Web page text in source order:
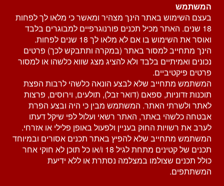
המשתמש
בעצם השימוש באתר הינך מצהיר ומאשר כי מלאו לך לפחות
18 שנים. האתר מכיל תכנים פורנוגרפיים למבוגרים בלבד
ואוסר את השימוש בו אם לא מלאו לך 18 שנים לפחות.
הינך מתחייב למסור באתר (במקרה ותתבקש לכך) פרטים
נכונים ואמיתיים בלבד ולא להציג מצג שווא כלשהו או למסור
פרטים פיקטיביים.
המשתמש מתחייב שלא לבצע הונאה כלשהי לרבות הפצת
תוכנות זדוניות, ספאם (דואר זבל), תולעים, וירוסים, פרצות
לאתר ולשרתי האתר. המשתמש מבין כי היה ובצע הפרת
אבטחה כלשהי באתר, האתר רשאי ועלול לפי שיקל דעתו
לערב את רשויות החוק בעניין ולפעול באופן פלילי או אזרחי.
המשתמש מתחייב שלא להפיץ באתר תכנים אסורים ובמיוחד
תכנים של קטינים מתחת לגיל 18 ו/או כל תוכן לא חוקי אחר
כולל תכנים שצולמו במצלמה נסתרת או ללא ידיעת
המשתתפים.